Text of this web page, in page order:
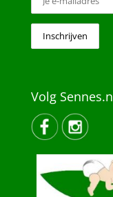
Volg